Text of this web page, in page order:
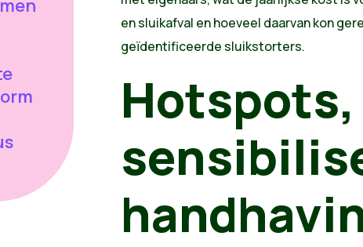
en sluikafval en hoeveel daarvan kon
geïdentificeerde sluikstorters.
Hotspots,